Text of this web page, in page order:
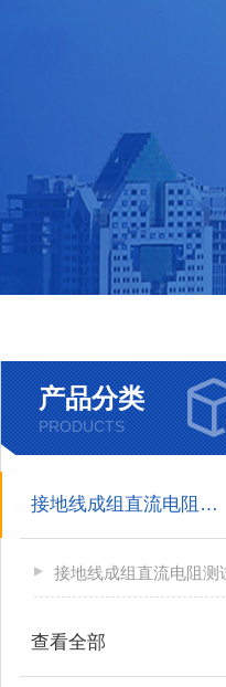
产品分类
PRODUCTS
接地线成组直流电阻测试仪
接地线成组直流电阻测
查看全部